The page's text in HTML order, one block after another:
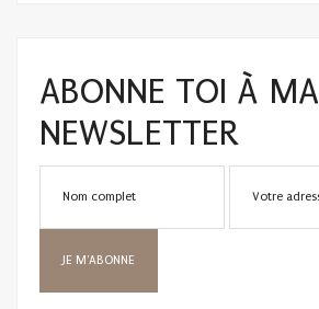
ABONNE TOI À MA
NEWSLETTER